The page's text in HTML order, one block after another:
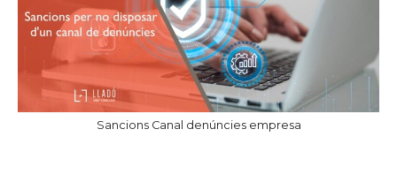
Sancions Canal denúncies empresa